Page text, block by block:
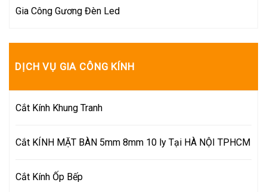
Gia Công Gương Đèn Led
DỊCH VỤ GIA CÔNG KÍNH
Cắt Kính Khung Tranh
Cắt KÍNH MẶT BÀN 5mm 8mm 10 ly Tại HÀ NỘI TPHCM
Cắt Kính Ốp Bếp